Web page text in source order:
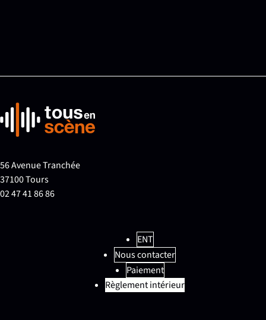
56 Avenue Tranchée
37100 Tours
02 47 41 86 86
ENT
Nous contacter
Paiement
Règlement intérieur